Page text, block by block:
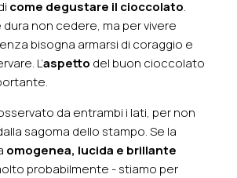
come degustare il cioccolato.
non cedere, ma per vivere
bisogna armarsi di coraggio e
L’aspetto del buon cioccolato
da entrambi i lati, per non
sagoma dello stampo. Se la
omogenea, lucida e brillante
probabilmente - stiamo per